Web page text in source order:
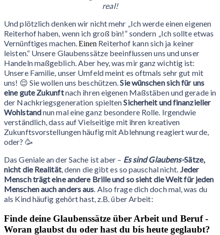
real!
Und plötzlich denken wir nicht mehr „Ich werde einen eigenen
Reiterhof haben, wenn ich groß bin!“ sondern „Ich sollte etwas
Vernünftiges machen.Einen Reiterhof kann sich ja keiner
leisten.“ Unsere Glaubenssätze beeinflussen uns und unser
Handeln maßgeblich. Aber hey, was mir ganz wichtig ist:
Unsere Familie, unser Umfeld meint es oftmals sehr gut mit
uns! 😌 Sie wollen uns beschützen.Sie wünschen sich für uns
eine gute Zukunftnach ihren eigenen Maßstäben und gerade in
der Nachkriegsgeneration spieltenSicherheit und finanzieller
Wohlstandnun mal eine ganz besondere Rolle. Irgendwie
verständlich, dass auf Vielseitige mit ihren kreativen
Zukunftsvorstellungen häufig mit Ablehnung reagiert wurde,
oder? 🥳
Das Geniale an der Sache ist aber – Es sind Glaubens-Sätze,
nicht die Realität, denn die gibt es so pauschal nicht. Jeder
Mensch trägt eine andere Brille und so sieht die Welt für jeden
Menschen auch anders aus. Also frage dich doch mal, was du
als Kind häufig gehört hast, z.B. über Arbeit:
Finde deine Glaubenssätze über Arbeit und Beruf -
Woran glaubst du oder hast du bis heute geglaubt?